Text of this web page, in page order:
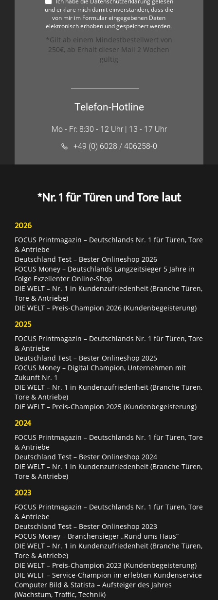
und erkläre mich damit einverstanden, dass die
von mir im Formular eingegebenen Daten
elektronisch erhoben und gespeichert werden.
*Gilt ab einem Mindestbestellwert von
250€, ab Erhalt dieser Mail 2 Wochen
gültig
Telefon-Hotline
Mo - Fr: 8:30 - 12 Uhr | 13 - 17 Uhr
+49 (0) 6028 / 406258-0
*Nr. 1 für Türen und Tore laut
2026
FOCUS Printmagazin – Deutschlands Nr. 1 für Türen, Tore
& Antriebe
Deutschland Test – Bester Onlineshop 2026
FOCUS Money – Deutschlands Langzeitsieger 5 Jahre in
Folge Exzellenter Online-Shop
DIE WELT – Nr. 1 in Kundenzufriedenheit (Branche Türen,
Tore & Antriebe)
DIE WELT – Preis-Champion 2026 (Kundenbegeisterung)
2025
FOCUS Printmagazin – Deutschlands Nr. 1 für Türen, Tore
& Antriebe
Deutschland Test – Bester Onlineshop 2025
FOCUS Money – Digital Champion, Unternehmen mit
Zukunft Nr. 1
DIE WELT – Nr. 1 in Kundenzufriedenheit (Branche Türen,
Tore & Antriebe)
DIE WELT – Preis-Champion 2025 (Kundenbegeisterung)
2024
FOCUS Printmagazin – Deutschlands Nr. 1 für Türen, Tore
& Antriebe
Deutschland Test – Bester Onlineshop 2024
DIE WELT – Nr. 1 in Kundenzufriedenheit (Branche Türen,
Tore & Antriebe)
2023
FOCUS Printmagazin – Deutschlands Nr. 1 für Türen, Tore
& Antriebe
Deutschland Test – Bester Onlineshop 2023
FOCUS Money – Branchensieger „Rund ums Haus“
DIE WELT – Nr. 1 in Kundenzufriedenheit (Branche Türen,
Tore & Antriebe)
DIE WELT – Preis-Champion 2023 (Kundenbegeisterung)
DIE WELT – Service-Champion im erlebten Kundenservice
Computer Bild & Statista – Aufsteiger des Jahres
(Wachstum, Traffic, Technik)